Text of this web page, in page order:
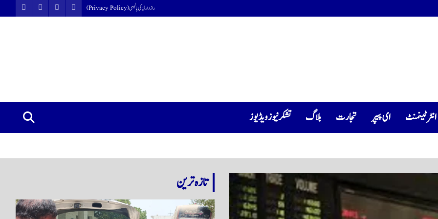
رازداری کی پالیسی (Privacy Policy)
انٹرٹینمنٹ ای پیپر تجارت بلاگ تشکرنیوز ویڈیوز
تازہ ترین